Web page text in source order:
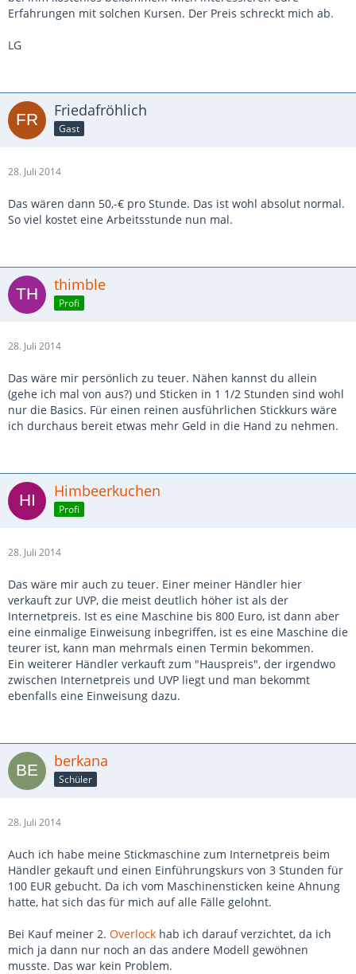
Erfahrungen mit solchen Kursen. Der Preis schreckt mich ab.
LG
Friedafröhlich
Gast
28. Juli 2014
Das wären dann 50,-€ pro Stunde. Das ist wohl absolut normal.
So viel kostet eine Arbeitsstunde nun mal.
thimble
Profi
28. Juli 2014
Das wäre mir persönlich zu teuer. Nähen kannst du allein
(gehe ich mal von aus?) und Sticken in 1 1/2 Stunden sind wohl
nur die Basics. Für einen reinen ausführlichen Stickkurs wäre
ich durchaus bereit etwas mehr Geld in die Hand zu nehmen.
Himbeerkuchen
Profi
28. Juli 2014
Das wäre mir auch zu teuer. Einer meiner Händler hier
verkauft zur UVP, die meist deutlich höher ist als der
Internetpreis. Ist es eine Maschine bis 800 Euro, ist dann aber
eine einmalige Einweisung inbegriffen, ist es eine Maschine die
teurer ist, kann man mehrmals einen Termin bekommen.
Ein weiterer Händler verkauft zum "Hauspreis", der irgendwo
zwischen Internetpreis und UVP liegt und man bekommt
ebenfalls eine Einweisung dazu.
berkana
Schüler
28. Juli 2014
Auch ich habe meine Stickmaschine zum Internetpreis beim
Händler gekauft und einen Einführungskurs von 3 Stunden für
100 EUR gebucht. Da ich vom Maschinensticken keine Ahnung
hatte, hat sich das für mich auf alle Fälle gelohnt.
Bei Kauf meiner 2. Overlock hab ich darauf verzichtet, da ich
mich ja dann nur noch an das andere Modell gewöhnen
musste. Das war kein Problem.